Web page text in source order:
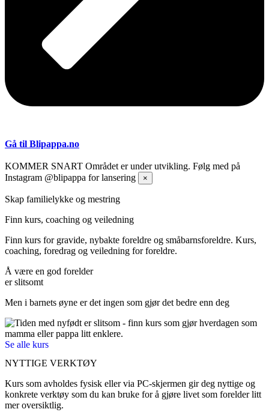
Gå til Blipappa.no
KOMMER SNART Området er under utvikling. Følg med på
Instagram @blipappa for lansering
×
Skap familielykke og mestring
Finn kurs, coaching og veiledning
Finn kurs for gravide, nybakte foreldre og småbarnsforeldre. Kurs,
coaching, foredrag og veiledning for foreldre.
Å være en god forelder
er slitsomt
Men i barnets øyne er det ingen som gjør det bedre enn deg
Se alle kurs
NYTTIGE VERKTØY
Kurs som avholdes fysisk eller via PC-skjermen gir deg nyttige og
konkrete verktøy som du kan bruke for å gjøre livet som forelder litt
mer oversiktlig.